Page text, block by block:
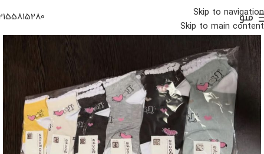
Skip to navigation
Skip to main content
منو